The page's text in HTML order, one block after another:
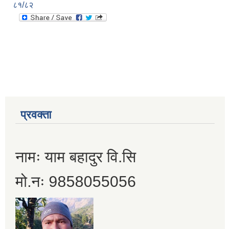
८१/८२
प्रवक्ता
नामः याम बहादुर वि.सि
मो.नः 9858055056